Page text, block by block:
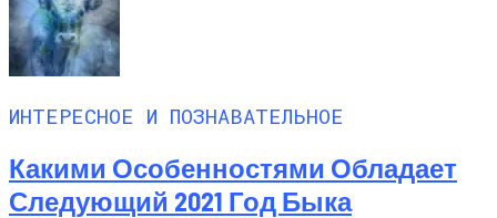
ИНТЕРЕСНОЕ И ПОЗНАВАТЕЛЬНОЕ
Какими Особенностями Обладает
Следующий 2021 Год Быка